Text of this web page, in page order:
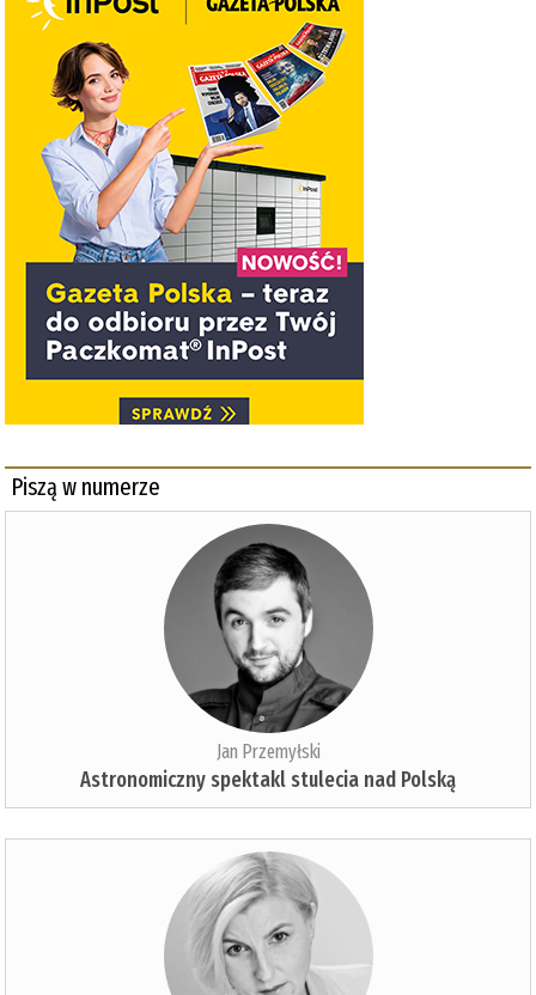
Piszą w numerze
Jan Przemyłski
Astronomiczny spektakl stulecia nad Polską